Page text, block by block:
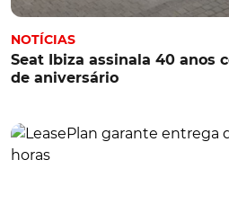
NOTÍCIAS
Seat Ibiza assinala 40 anos
de aniversário